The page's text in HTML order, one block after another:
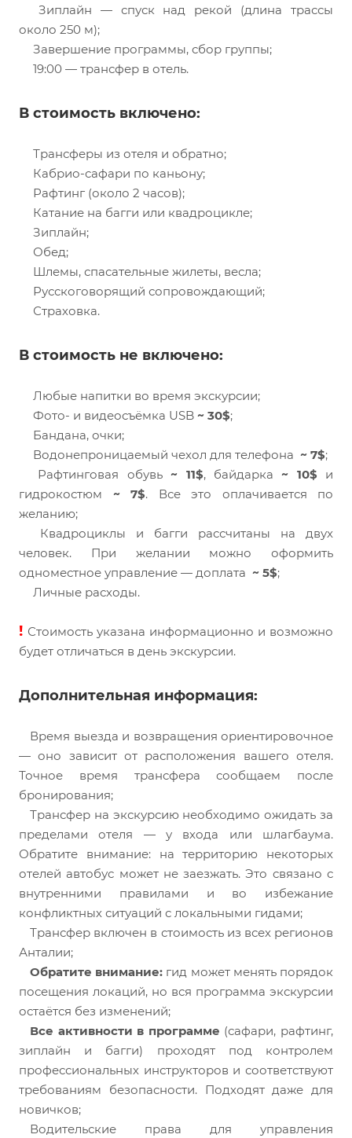
Зиплайн — спуск над рекой (длина трассы
около 250 м);
Завершение программы, сбор группы;
19:00 — трансфер в отель.
В стоимость включено:
Трансферы из отеля и обратно;
Кабрио-сафари по каньону;
Рафтинг (около 2 часов);
Катание на багги или квадроцикле;
Зиплайн;
Обед;
Шлемы, спасательные жилеты, весла;
Русскоговорящий сопровождающий;
Страховка.
В стоимость не включено:
Любые напитки во время экскурсии;
Фото- и видеосъёмка USB ~ 30$;
Бандана, очки;
Водонепроницаемый чехол для телефона ~ 7$;
Рафтинговая обувь~ 11$, байдарка~ 10$ и
гидрокостюм ~ 7$. Все это оплачивается по
желанию;
Квадроциклы и багги рассчитаны на двух
человек. При желании можно оформить
одноместное управление — доплата ~ 5$;
Личные расходы.
! Стоимость указана информационно и возможно
будет отличаться в день экскурсии.
Дополнительная информация:
Время выезда и возвращения ориентировочное
— оно зависит от расположения вашего отеля.
Точное время трансфера сообщаем после
бронирования;
Трансфер на экскурсию необходимо ожидать за
пределами отеля — у входа или шлагбаума.
Обратите внимание: на территорию некоторых
отелей автобус может не заезжать. Это связано с
внутренними правилами и во избежание
конфликтных ситуаций с локальными гидами;
Трансфер включен в стоимость из всех регионов
Анталии;
Обратите внимание: гид может менять порядок
посещения локаций, но вся программа экскурсии
остаётся без изменений;
Все активности в программе (сафари, рафтинг,
зиплайн и багги) проходят под контролем
профессиональных инструкторов и соответствуют
требованиям безопасности. Подходят даже для
новичков;
Водительские права для управления